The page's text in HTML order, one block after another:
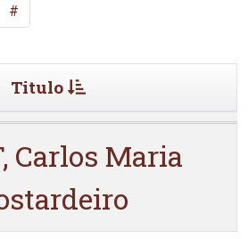
#
Titulo
Carlos Maria